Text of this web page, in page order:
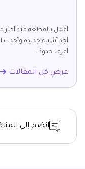
أعمل بالقطعة منذ أكثر
أجد أشياء جديدة وأحدث
أعرف حدودًا.
عرض كل المقالات
انضم إلى